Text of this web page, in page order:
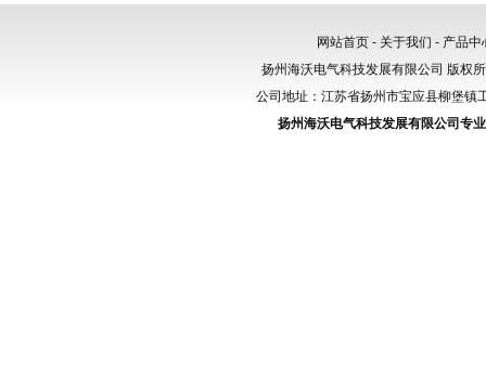
网站首页 - 关于我们 - 产品中
扬州海沃电气科技发展有限公司 版权
公司地址：江苏省扬州市宝应县柳堡
扬州海沃电气科技发展有限公司专